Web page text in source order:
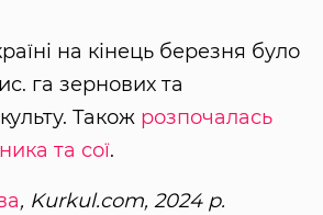
на кінець березня було
га зернових та
Також розпочалась
та сої.
, Kurkul.com, 2024 р.